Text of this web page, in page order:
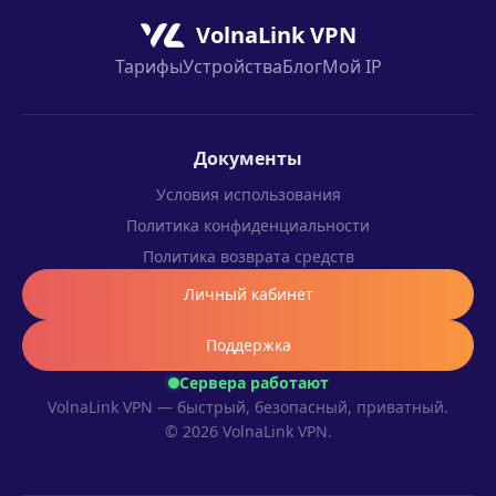
VolnaLink VPN
ТарифыУстройстваБлогМой IP
Сервера работают
VolnaLink VPN — быстрый, безопасный, приватный.
© 2026 VolnaLink VPN.
Документы
Условия использования
Политика конфиденциальности
Политика возврата средств
Личный кабинет
Поддержка